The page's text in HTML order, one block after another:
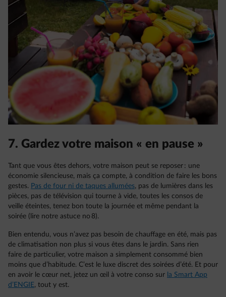
7. Gardez votre maison « en pause »
Tant que vous êtes dehors, votre maison peut se reposer : une
économie silencieuse, mais ça compte, à condition de faire les bons
gestes. Pas de four ni de taques allumées, pas de lumières dans les
pièces, pas de télévision qui tourne à vide, toutes les consos de
veille éteintes, tenez bon toute la journée et même pendant la
soirée (lire notre astuce no 8).
Bien entendu, vous n’avez pas besoin de chauffage en été, mais pas
de climatisation non plus si vous êtes dans le jardin. Sans rien
faire de particulier, votre maison a simplement consommé bien
moins que d’habitude. C’est le luxe discret des soirées d’été. Et pour
en avoir le cœur net, jetez un œil à votre conso sur la Smart App
d’ENGIE, tout y est.